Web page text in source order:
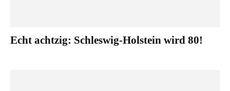
Echt achtzig: Schleswig-Holstein wird 80!